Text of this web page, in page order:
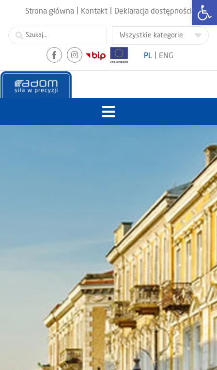
Strona główna Kontakt Deklaracja dostępności
PL ENG